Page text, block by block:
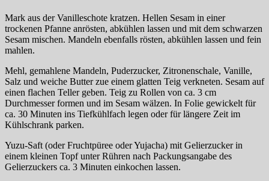
Mark aus der Vanilleschote kratzen. Hellen Sesam in einer
trockenen Pfanne anrösten, abkühlen lassen und mit dem schwarzen
Sesam mischen. Mandeln ebenfalls rösten, abkühlen lassen und fein
mahlen.
Mehl, gemahlene Mandeln, Puderzucker, Zitronenschale, Vanille,
Salz und weiche Butter zue einem glatten Teig verkneten. Sesam auf
einen flachen Teller geben. Teig zu Rollen von ca. 3 cm
Durchmesser formen und im Sesam wälzen. In Folie gewickelt für
ca. 30 Minuten ins Tiefkühlfach legen oder für längere Zeit im
Kühlschrank parken.
Yuzu-Saft (oder Fruchtpüree oder Yujacha) mit Gelierzucker in
einem kleinen Topf unter Rühren nach Packungsangabe des
Gelierzuckers ca. 3 Minuten einkochen lassen.